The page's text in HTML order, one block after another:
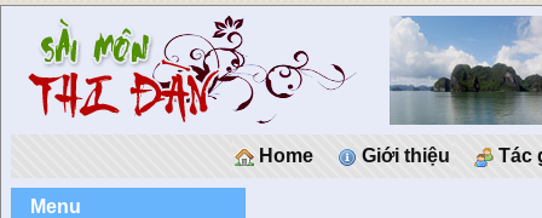
Home Giới thiệu Tác
Menu